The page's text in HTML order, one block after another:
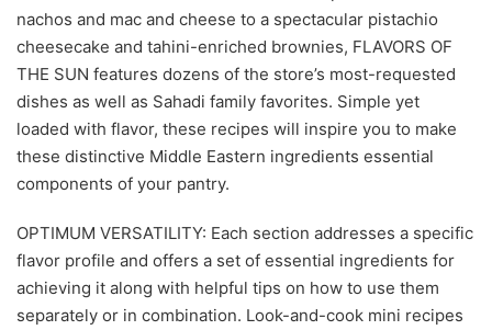
nachos and mac and cheese to a spectacular pistachio
cheesecake and tahini-enriched brownies, FLAVORS OF
THE SUN features dozens of the store’s most-requested
dishes as well as Sahadi family favorites. Simple yet
loaded with flavor, these recipes will inspire you to make
these distinctive Middle Eastern ingredients essential
components of your pantry.
OPTIMUM VERSATILITY: Each section addresses a specific
flavor profile and offers a set of essential ingredients for
achieving it along with helpful tips on how to use them
separately or in combination. Look-and-cook mini recipes